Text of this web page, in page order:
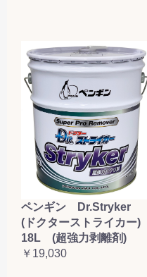
ペンギン Dr.Stryker
(ドクターストライカー)
18L (超強力剥離剤)
￥19,030